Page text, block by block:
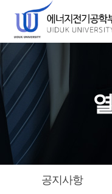
공지사항